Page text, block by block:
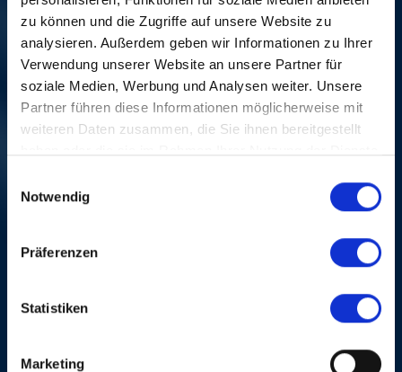
zu können und die Zugriffe auf unsere Website zu
analysieren. Außerdem geben wir Informationen zu Ihrer
Verwendung unserer Website an unsere Partner für
soziale Medien, Werbung und Analysen weiter. Unsere
Partner führen diese Informationen möglicherweise mit
weiteren Daten zusammen, die Sie ihnen bereitgestellt
Notwendig
Präferenzen
Statistiken
Marketing
FREDDY COLE
Mi, 08. Nov. 2006, 20 Uhr |